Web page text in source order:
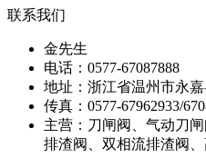
联系我们
金先生
电话：0577-67087888
地址：浙江省温州市永
传真：0577-67962933/
主营：刀闸阀、气动刀
排渣阀、双相流排渣阀